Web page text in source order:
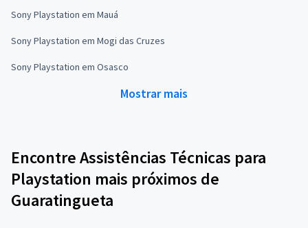
Sony Playstation em Mauá
Sony Playstation em Mogi das Cruzes
Sony Playstation em Osasco
Mostrar mais
Encontre Assistências Técnicas para
Playstation mais próximos de
Guaratingueta